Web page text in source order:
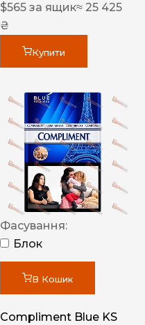
$565 за ящик≈ 25 425
₴
Купити
Фасування:
Блок
В Кошик
Compliment Blue KS